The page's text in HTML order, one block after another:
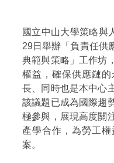
國立中山大學策略與
29日舉辦「負責任供
典範與策略」工作坊
權益，確保供應鏈
長、同時也是本中心
該議題已成為國際趨
極參與，展現高度關
產學合作，為勞工
案。